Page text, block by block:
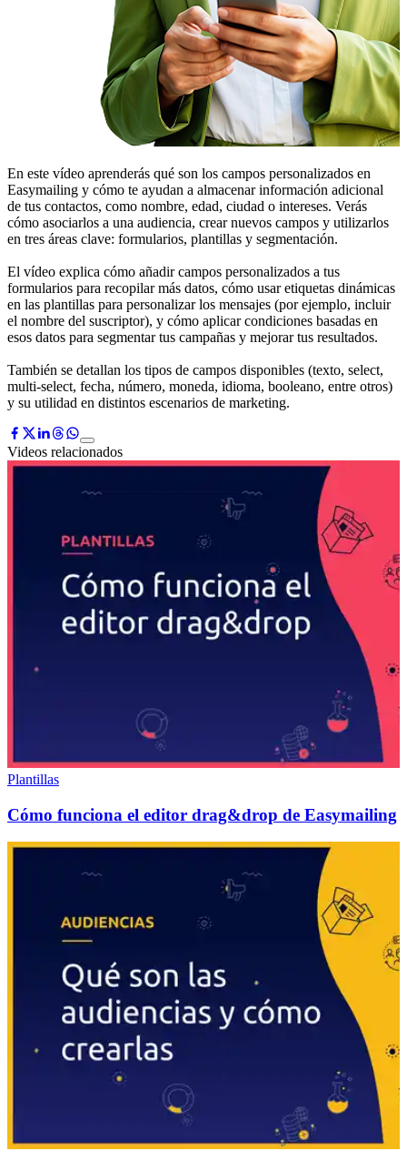
En este vídeo aprenderás qué son los campos personalizados en
Easymailing y cómo te ayudan a almacenar información adicional
de tus contactos, como nombre, edad, ciudad o intereses. Verás
cómo asociarlos a una audiencia, crear nuevos campos y utilizarlos
en tres áreas clave: formularios, plantillas y segmentación.
El vídeo explica cómo añadir campos personalizados a tus
formularios para recopilar más datos, cómo usar etiquetas dinámicas
en las plantillas para personalizar los mensajes (por ejemplo, incluir
el nombre del suscriptor), y cómo aplicar condiciones basadas en
esos datos para segmentar tus campañas y mejorar tus resultados.
También se detallan los tipos de campos disponibles (texto, select,
multi-select, fecha, número, moneda, idioma, booleano, entre otros)
y su utilidad en distintos escenarios de marketing.
Videos relacionados
Plantillas
Cómo funciona el editor drag&drop de Easymailing